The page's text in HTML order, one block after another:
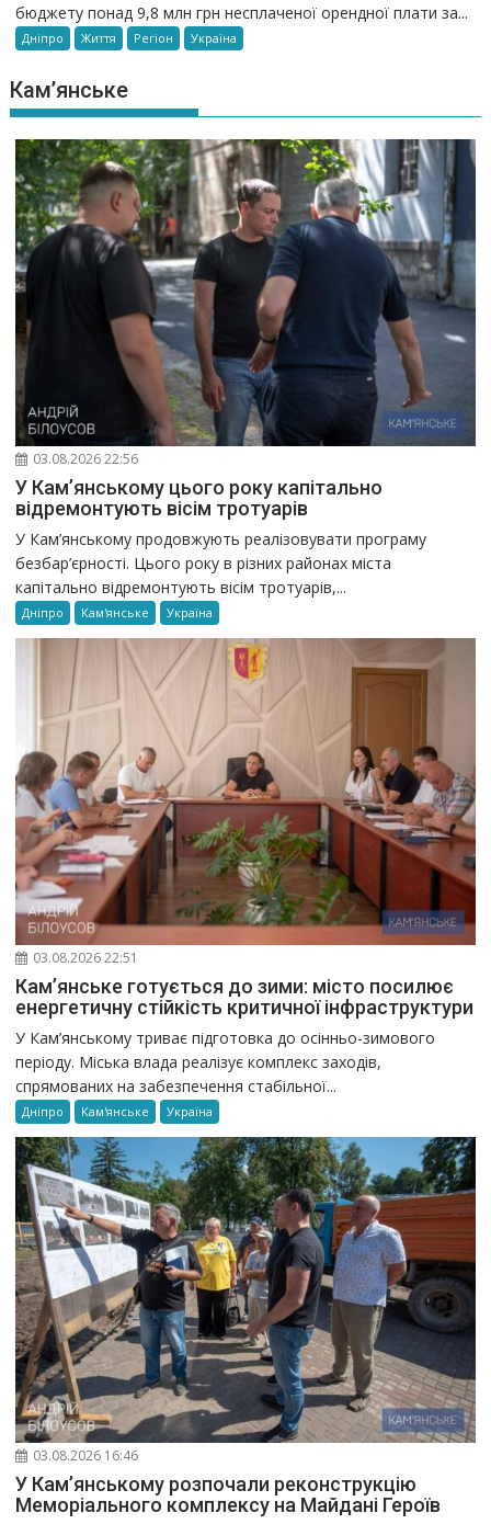
бюджету понад 9,8 млн грн несплаченої орендної плати за...
Дніпро Життя Регіон Україна
Кам’янське
03.08.2026 22:56
У Кам’янському цього року капітально
відремонтують вісім тротуарів
У Кам’янському продовжують реалізовувати програму
безбар’єрності. Цього року в різних районах міста
капітально відремонтують вісім тротуарів,...
Дніпро Кам'янське Україна
03.08.2026 22:51
Кам’янське готується до зими: місто посилює
енергетичну стійкість критичної інфраструктури
У Кам’янському триває підготовка до осінньо-зимового
періоду. Міська влада реалізує комплекс заходів,
спрямованих на забезпечення стабільної...
Дніпро Кам'янське Україна
03.08.2026 16:46
У Кам’янському розпочали реконструкцію
Меморіального комплексу на Майдані Героїв